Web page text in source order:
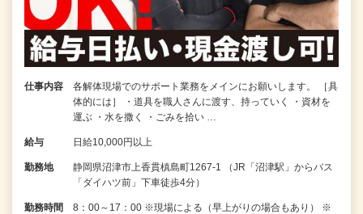
仕事内容
各解体現場でのサポート業務をメインにお願いします。 ［具
体的には］ ・道具を職人さんに渡す、持っていく ・資材を
運ぶ ・水を撒く ・ごみを拾い …
給与 日給10,000円以上
勤務地
静岡県沼津市上香貫槙島町1267-1 （JR「沼津駅」からバス
「ダイハツ前」下車徒歩4分）
勤務時間
8：00～17：00 ※現場による（早上がりの場合もあり） ※